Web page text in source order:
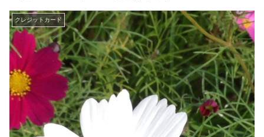
クレジットカード